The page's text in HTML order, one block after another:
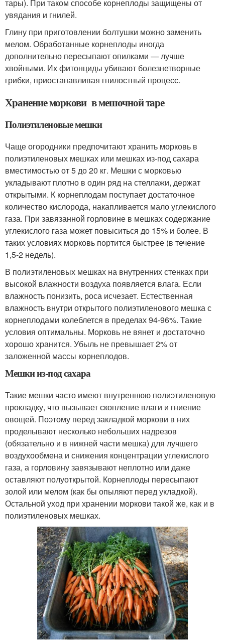
тары). При таком способе корнеплоды защищены от
увядания и гнилей.
Глину при приготовлении болтушки можно заменить
мелом. Обработанные корнеплоды иногда
дополнительно пересыпают опилками — лучше
хвойными. Их фитонциды убивают болезнетворные
грибки, приостанавливая гнилостный процесс.
Хранение моркови в мешочной таре
Полиэтиленовые мешки
Чаще огородники предпочитают хранить морковь в
полиэтиленовых мешках или мешках из-под сахара
вместимостью от 5 до 20 кг. Мешки с морковью
укладывают плотно в один ряд на стеллажи, держат
открытыми. К корнеплодам поступает достаточное
количество кислорода, накапливается мало углекислого
газа. При завязанной горловине в мешках содержание
углекислого газа может повыситься до 15% и более. В
таких условиях морковь портится быстрее (в течение
1,5-2 недель).
В полиэтиленовых мешках на внутренних стенках при
высокой влажности воздуха появляется влага. Если
влажность понизить, роса исчезает. Естественная
влажность внутри открытого полиэтиленового мешка с
корнеплодами колеблется в пределах 94-96%. Такие
условия оптимальны. Морковь не вянет и достаточно
хорошо хранится. Убыль не превышает 2% от
заложенной массы корнеплодов.
Мешки из-под сахара
Такие мешки часто имеют внутреннюю полиэтиленовую
прокладку, что вызывает скопление влаги и гниение
овощей. Поэтому перед закладкой моркови в них
проделывают несколько небольших надрезов
(обязательно и в нижней части мешка) для лучшего
воздухообмена и снижения концентрации углекислого
газа, а горловину завязывают неплотно или даже
оставляют полуоткрытой. Корнеплоды пересыпают
золой или мелом (как бы опыляют перед укладкой).
Остальной уход при хранении моркови такой же, как и в
полиэтиленовых мешках.